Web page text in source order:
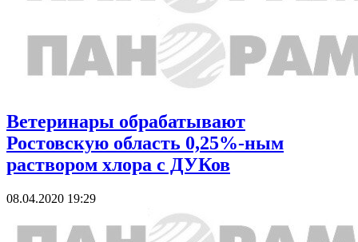
Ветеринары обрабатывают
Ростовскую область 0,25%-ным
раствором хлора с ДУКов
08.04.2020 19:29